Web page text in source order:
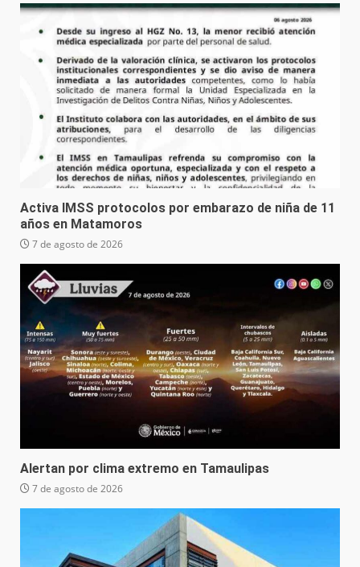
Activa IMSS protocolos por embarazo de niña de 11
años en Matamoros
7 de agosto de 2026
Alertan por clima extremo en Tamaulipas
7 de agosto de 2026